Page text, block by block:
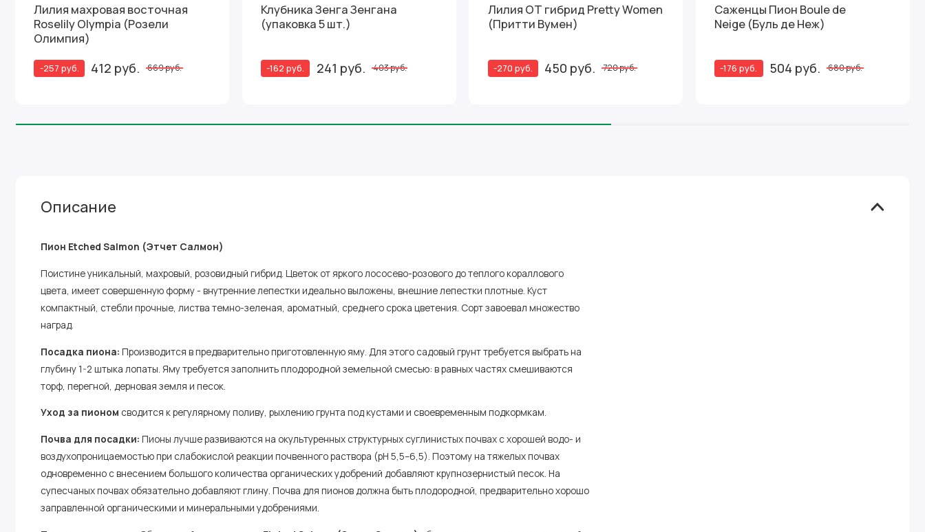
Лилия махровая восточная
Roselily Olympia (Розели
Олимпия)
-257 руб. 412 руб. 669 руб.
Клубника Зенга Зенгана
(упаковка 5 шт.)
-162 руб. 241 руб. 403 руб.
Лилия ОТ гибрид Pretty Women
(Притти Вумен)
-270 руб. 450 руб. 720 руб.
Саженцы Пион Boule de
Neige (Буль де Неж)
-176 руб. 504 руб. 680 руб.
Описание
Пион Etched Salmon (Этчет Салмон)
Поистине уникальный, махровый, розовидный гибрид. Цветок от яркого лососево-розового до теплого кораллового
цвета, имеет совершенную форму - внутренние лепестки идеально выложены, внешние лепестки плотные. Куст
компактный, стебли прочные, листва темно-зеленая, ароматный, среднего срока цветения. Сорт завоевал множество
наград.
Посадка пиона: Производится в предварительно приготовленную яму. Для этого садовый грунт требуется выбрать на
глубину 1-2 штыка лопаты. Яму требуется заполнить плодородной земельной смесью: в равных частях смешиваются
торф, перегной, дерновая земля и песок.
Уход за пионом сводится к регулярному поливу, рыхлению грунта под кустами и своевременным подкормкам.
Почва для посадки: Пионы лучше развиваются на окультуренных структурных суглинистых почвах с хорошей водо- и
воздухопроницаемостью при слабокислой реакции почвенного раствора (рН 5,5–6,5). Поэтому на тяжелых почвах
одновременно с внесением большого количества органических удобрений добавляют крупнозернистый песок. На
супесчаных почвах обязательно добавляют глину. Почва для пионов должна быть плодородной, предварительно хорошо
заправленной органическими и минеральными удобрениями.